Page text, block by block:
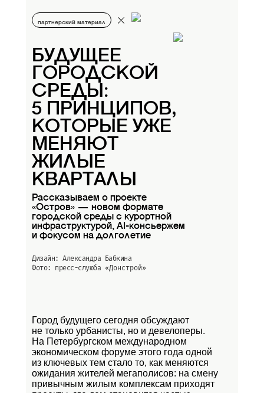
партнерский материал
БУДУЩЕЕ
ГОРОДСКОЙ
СРЕДЫ:
5 ПРИНЦИПОВ,
КОТОРЫЕ УЖЕ
МЕНЯЮТ
ЖИЛЫЕ
КВАРТАЛЫ
Рассказываем о проекте
«Остров» — новом формате
городской среды с курортной
инфраструктурой, AI-консьержем
и фокусом на долголетие
Дизайн: Александра Бабкина
Фото: пресс-слуюба «Донстрой»
Город будущего сегодня обсуждают
не только урбанисты, но и девелоперы.
На Петербургском международном
экономическом форуме этого года одной
из ключевых тем стало то, как меняются
ожидания жителей мегаполисов: на смену
привычным жилым комплексам приходят